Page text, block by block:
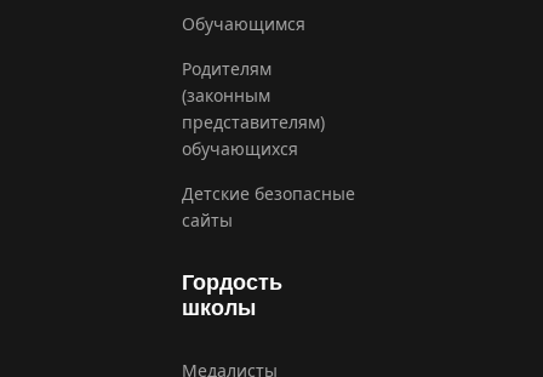
Обучающимся
Родителям
(законным
представителям)
обучающихся
Детские безопасные
сайты
Гордость
школы
Медалисты